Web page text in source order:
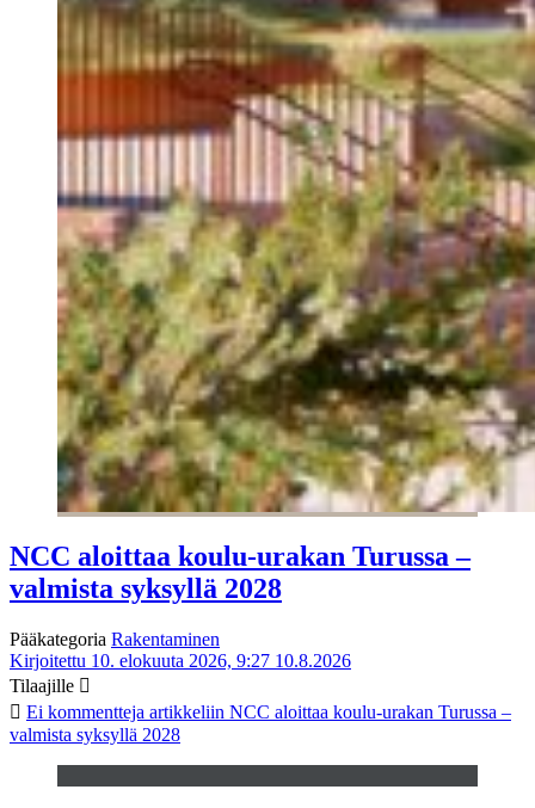
NCC aloittaa koulu-urakan Turussa –
valmista syksyllä 2028
Pääkategoria Rakentaminen
Kirjoitettu 10. elokuuta 2026, 9:27 10.8.2026
Tilaajille
Ei kommentteja artikkeliin NCC aloittaa koulu-urakan Turussa –
valmista syksyllä 2028